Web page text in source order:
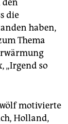
die
haben,
Thema
„Irgend so
motivierte
Holland,